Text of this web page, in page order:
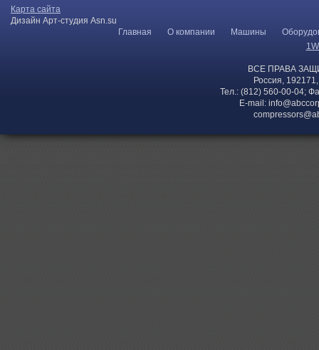
Карта сайта
Дизайн Арт-студия Asn.su
Главная
О компании Машины
ВСЕ ПРАВА
Россия,
Тел.: (812) 560-00-04;
E-mail: